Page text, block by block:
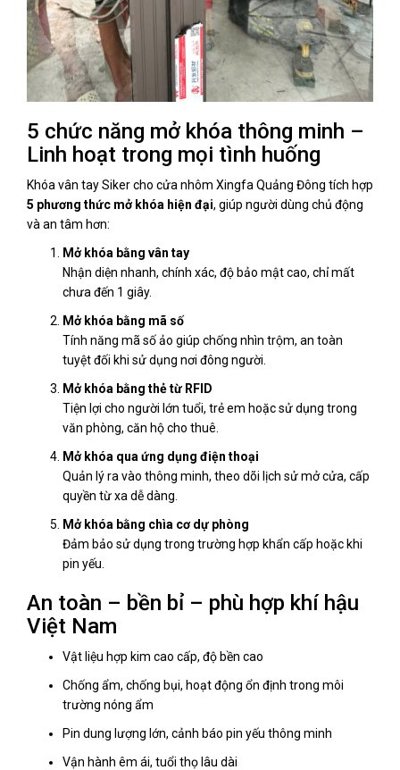
5 chức năng mở khóa thông minh –
Linh hoạt trong mọi tình huống
Khóa vân tay Siker cho cửa nhôm Xingfa Quảng Đông tích hợp
5 phương thức mở khóa hiện đại, giúp người dùng chủ động
và an tâm hơn:
Mở khóa bằng vân tay
Nhận diện nhanh, chính xác, độ bảo mật cao, chỉ mất
chưa đến 1 giây.
Mở khóa bằng mã số
Tính năng mã số ảo giúp chống nhìn trộm, an toàn
tuyệt đối khi sử dụng nơi đông người.
Mở khóa bằng thẻ từ RFID
Tiện lợi cho người lớn tuổi, trẻ em hoặc sử dụng trong
văn phòng, căn hộ cho thuê.
Mở khóa qua ứng dụng điện thoại
Quản lý ra vào thông minh, theo dõi lịch sử mở cửa, cấp
quyền từ xa dễ dàng.
Mở khóa bằng chìa cơ dự phòng
Đảm bảo sử dụng trong trường hợp khẩn cấp hoặc khi
pin yếu.
An toàn – bền bỉ – phù hợp khí hậu
Việt Nam
Vật liệu hợp kim cao cấp, độ bền cao
Chống ẩm, chống bụi, hoạt động ổn định trong môi
trường nóng ẩm
Pin dung lượng lớn, cảnh báo pin yếu thông minh
Vận hành êm ái, tuổi thọ lâu dài